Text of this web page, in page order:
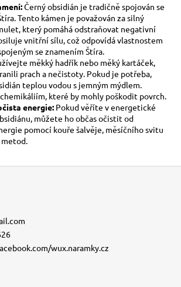
Černý obsidián je tradičně spojován se
Tento kámen je považován za silný
který pomáhá odstraňovat negativní
vnitřní sílu, což odpovídá vlastnostem
se znamením Štíra.
měkký hadřík nebo měký kartáček,
prach a nečistoty. Pokud je potřeba,
teplou vodou s jemným mýdlem.
které by mohly poškodit povrch.
energie: Pokud věříte v energetické
můžete ho občas očistit od
pomocí kouře šalvěje, měsíčního svitu
wux.naramky.cz